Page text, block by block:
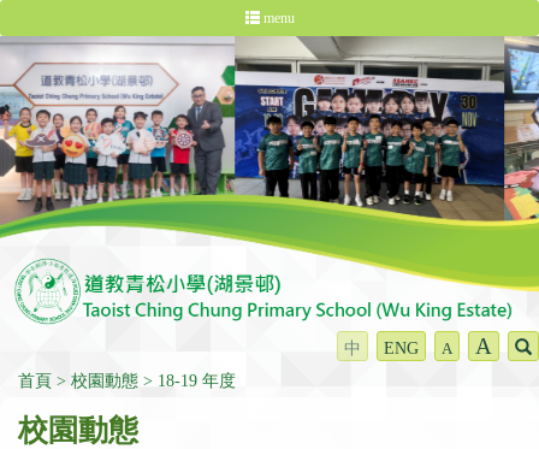
menu
中 ENG A A
首頁 校園動態 18-19 年度
校園動態